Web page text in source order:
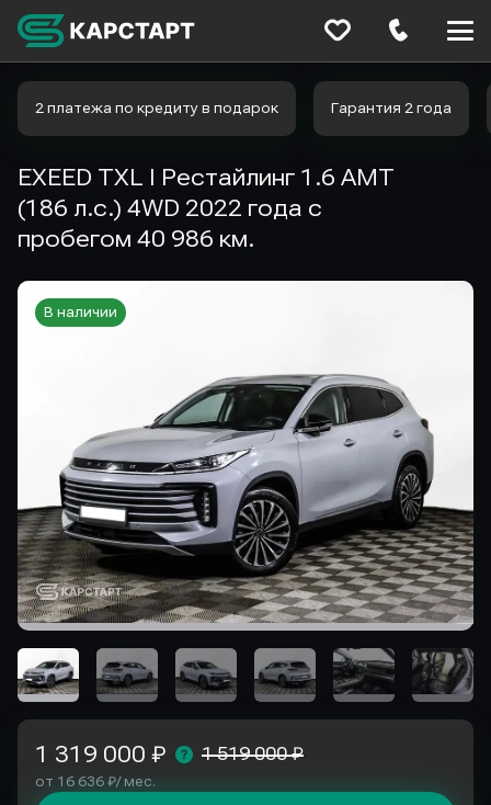
2 платежа по кредиту в подарок Гарантия 2 года
EXEED TXL I Рестайлинг 1.6 AMT
(186 л.с.) 4WD 2022 года с
пробегом 40 986 км.
В наличии
1 319 000 ₽ 1 519 000 ₽
от 16 636 ₽/ мес.